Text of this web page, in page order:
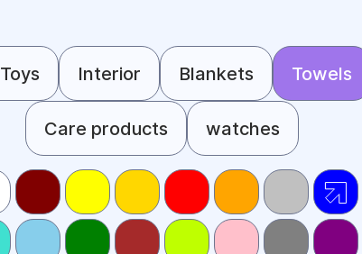
Toys Interior Blankets Towels
Care products watches